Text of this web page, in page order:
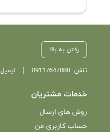
رفتن به بالا
تلفن09117647888 ایمیل
خدمات مشتریان
روش های ارسال
حساب کاربری من